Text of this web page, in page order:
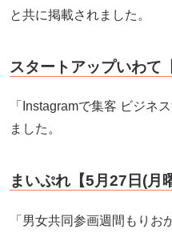
と共に掲載されました。
スタートアップいわて
「Instagramで集客 ビジネ
ました。
まいぷれ【5月27日(月
「男女共同参画週間もりお